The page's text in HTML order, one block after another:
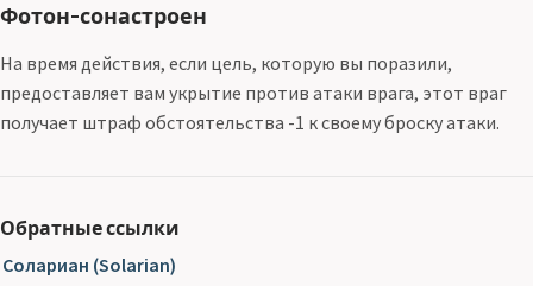
Фотон-сонастроен
На время действия, если цель, которую вы поразили,
предоставляет вам укрытие против атаки врага, этот враг
получает штраф обстоятельства -1 к своему броску атаки.
Обратные ссылки
Солариан (Solarian)